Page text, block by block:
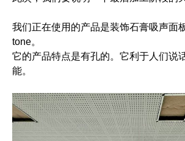
我们正在使用的产品是装饰石膏吸声面
tone。
它的产品特点是有孔的。它利于人们说
能。